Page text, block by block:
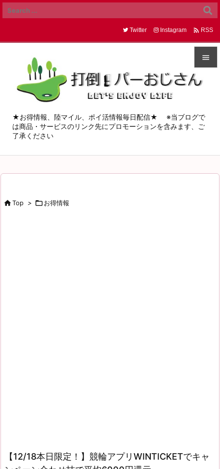


メニュ
サイド


Twitter Instagram  RSS
★お得情報、陸マイル、ポイ活情報毎日配信★ ※当ブログで
は商品・サービスのリンク先にプロモーションを含みます、ご
了承ください
Top > お得情報
【12/18本日限定！】競輪アプリWINTICKETでキャ